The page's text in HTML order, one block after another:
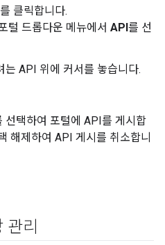
를 클릭합니다.
털 드롭다운 메뉴에서 API를 선
는 API 위에 커서를 놓습니다.
선택하여 포털에 API를 게시합
해제하여 API 게시를 취소합니
관리